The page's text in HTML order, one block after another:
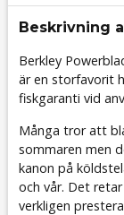
Beskrivning
Berkley
är en storfavorit
fiskgaranti vid
Många tror att
sommaren men
kanon på
och vår. Det
verkligen